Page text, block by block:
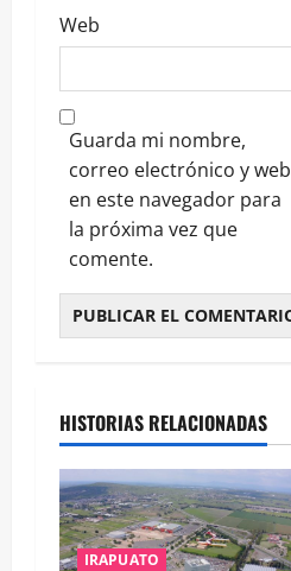
Web
Guarda mi nombre,
correo electrónico y web
en este navegador para
la próxima vez que
comente.
HISTORIAS RELACIONADAS
IRAPUATO